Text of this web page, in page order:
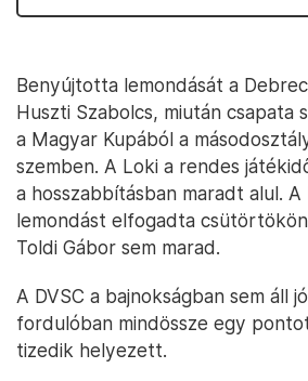
Benyújtotta lemondását a
Huszti Szabolcs, miután csapata
a Magyar Kupából a
szemben. A Loki a rendes
a hosszabbításban maradt alul.
lemondást elfogadta
Toldi Gábor sem marad.
A DVSC a bajnokságban sem áll
fordulóban mindössze egy
tizedik helyezett.